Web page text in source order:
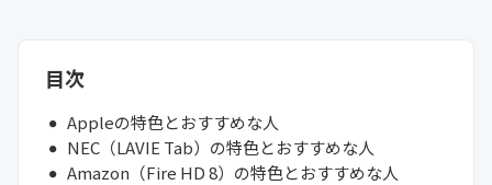
目次
Appleの特色とおすすめな人
NEC（LAVIE Tab）の特色とおすすめな人
Amazon（Fire HD 8）の特色とおすすめな人